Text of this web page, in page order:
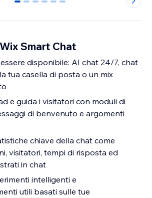
0 1 2 3 4 5
Smart Chat
disponibile: AI chat 24/7, chat
tua casella di posta o un mix
e guida i visitatori con moduli di
di benvenuto e argomenti
chiave della chat come
visitatori, tempi di risposta ed
in chat
intelligenti e
utili basati sulle tue